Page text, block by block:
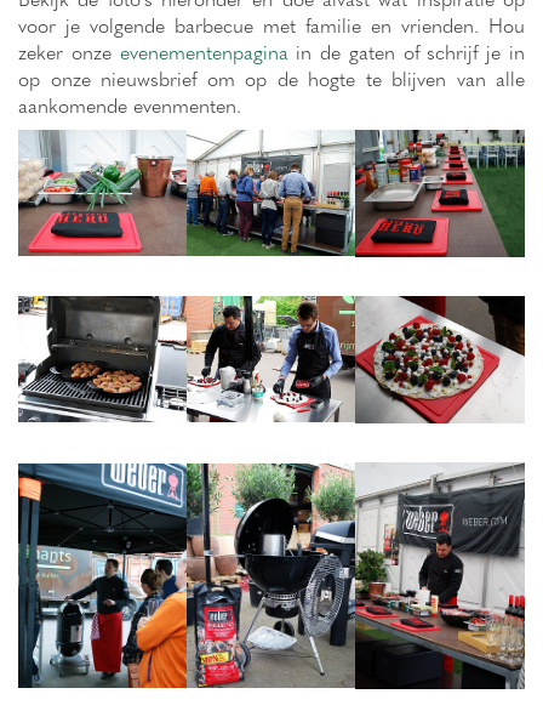
voor je volgende barbecue met familie en vrienden. Hou
zeker onze evenementenpagina in de gaten of schrijf je in
op onze nieuwsbrief om op de hogte te blijven van alle
aankomende evenmenten.